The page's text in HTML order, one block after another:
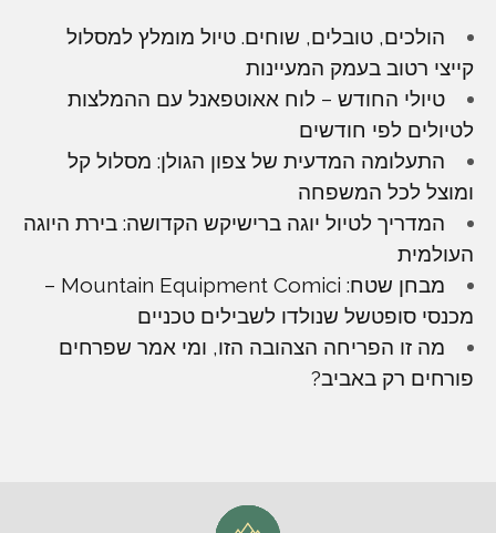
הולכים, טובלים, שוחים. טיול מומלץ למסלול
קייצי רטוב בעמק המעיינות
טיולי החודש – לוח אאוטפאנל עם ההמלצות
לטיולים לפי חודשים
התעלומה המדעית של צפון הגולן: מסלול קל
ומוצל לכל המשפחה
המדריך לטיול יוגה ברישיקש הקדושה: בירת היוגה
העולמית
מבחן שטח: Mountain Equipment Comici –
מכנסי סופטשל שנולדו לשבילים טכניים
מה זו הפריחה הצהובה הזו, ומי אמר שפרחים
פורחים רק באביב?